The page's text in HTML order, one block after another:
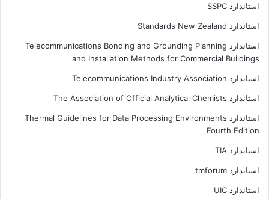
استاندارد SSPC
استاندارد Standards New Zealand
استاندارد Telecommunications Bonding and Grounding Planning
and Installation Methods for Commercial Buildings
استاندارد Telecommunications Industry Association
استاندارد The Association of Official Analytical Chemists
استاندارد Thermal Guidelines for Data Processing Environments
Fourth Edition
استاندارد TIA
استاندارد tmforum
استاندارد UIC